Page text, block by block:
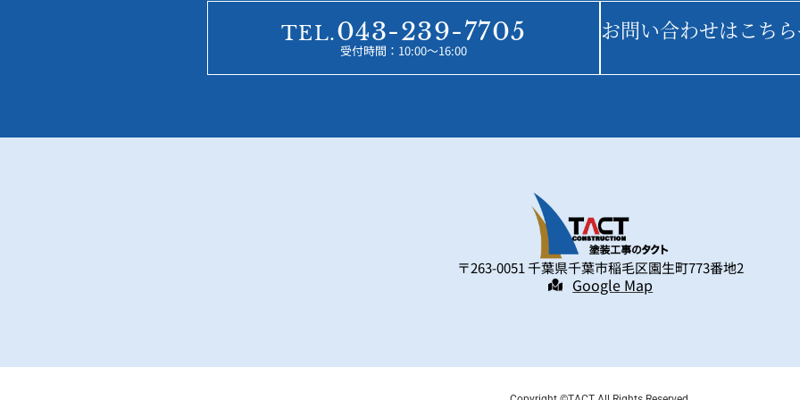
TEL.043-239-7705
受付時間：10:00～16:00
お問い合わせはこち
〒263-0051 千葉県千葉市稲毛区園生町773番地2
Google Map